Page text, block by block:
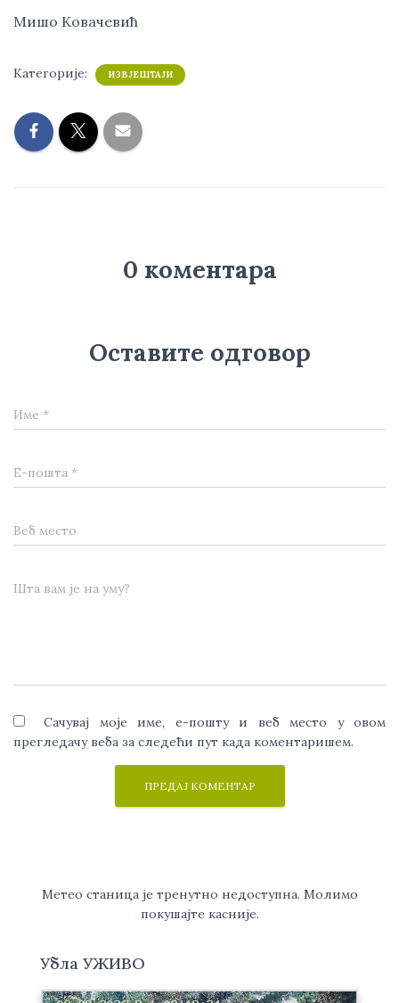
Мишо Ковачевић
Категорије: ИЗВЈЕШТАЈИ
0 коментара
Оставите одговор
Име *
Е-пошта *
Веб место
Шта вам је на уму?
Сачувај моје име, е-пошту и веб место у овом
прегледачу веба за следећи пут када коментаришем.
Метео станица је тренутно недоступна. Молимо
покушајте касније.
Убла УЖИВО